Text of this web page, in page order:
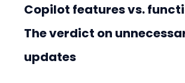
Copilot features vs.
The verdict on
updates